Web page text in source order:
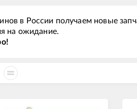
в России получаем новые
на ожидание.